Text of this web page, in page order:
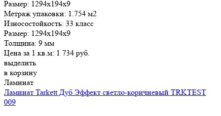
Размер: 1294x194x9
Метраж упаковки: 1.754 м2
Износостойкость: 33 класс
Размер: 1294x194x9
Толщина: 9 мм
Цена за 1 кв.м: 1 734 руб.
выделить
в корзину
Ламинат
Ламинат Tarkett Дуб Эффект светло-коричневый TRKTEST
009